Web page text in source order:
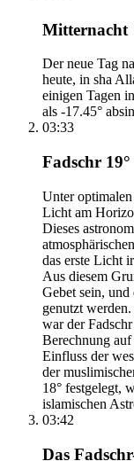
Mitternacht
Der neue Tag
heute, in sha
einigen Tagen
als -17.45°
03:33
Fadschr 19°
Unter
Licht am
Dieses
das erste Licht
Aus diesem
Gebet sein, und
genutzt
war der
Berechnung
Einfluss der
der
18° festgelegt,
islamischen
03:42
Das